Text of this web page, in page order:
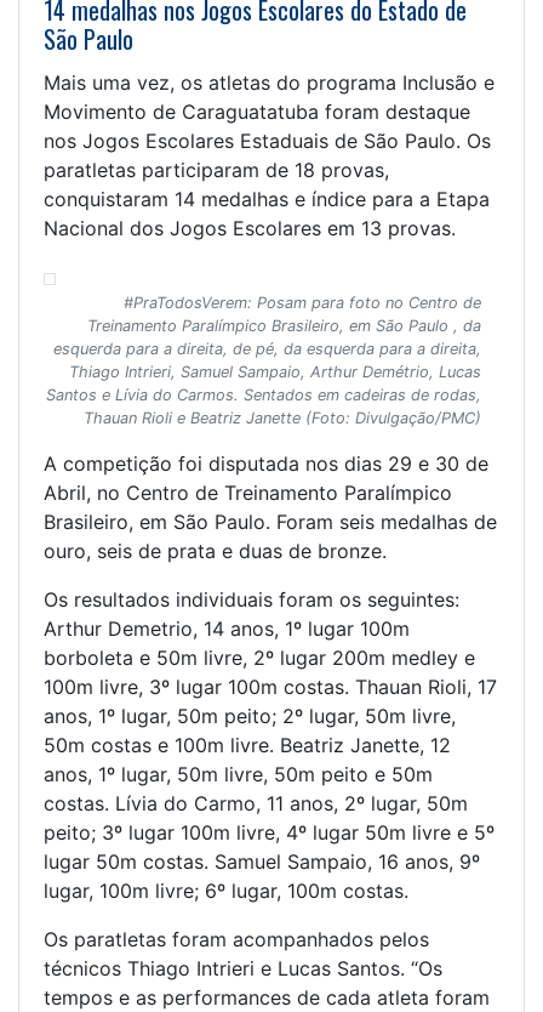
14 medalhas nos Jogos Escolares do Estado de
São Paulo
Mais uma vez, os atletas do programa Inclusão e
Movimento de Caraguatatuba foram destaque
nos Jogos Escolares Estaduais de São Paulo. Os
paratletas participaram de 18 provas,
conquistaram 14 medalhas e índice para a Etapa
Nacional dos Jogos Escolares em 13 provas.
#PraTodosVerem: Posam para foto no Centro de
Treinamento Paralímpico Brasileiro, em São Paulo , da
esquerda para a direita, de pé, da esquerda para a direita,
Thiago Intrieri, Samuel Sampaio, Arthur Demétrio, Lucas
Santos e Lívia do Carmos. Sentados em cadeiras de rodas,
Thauan Rioli e Beatriz Janette (Foto: Divulgação/PMC)
A competição foi disputada nos dias 29 e 30 de
Abril, no Centro de Treinamento Paralímpico
Brasileiro, em São Paulo. Foram seis medalhas de
ouro, seis de prata e duas de bronze.
Os resultados individuais foram os seguintes:
Arthur Demetrio, 14 anos, 1º lugar 100m
borboleta e 50m livre, 2º lugar 200m medley e
100m livre, 3º lugar 100m costas. Thauan Rioli, 17
anos, 1º lugar, 50m peito; 2º lugar, 50m livre,
50m costas e 100m livre. Beatriz Janette, 12
anos, 1º lugar, 50m livre, 50m peito e 50m
costas. Lívia do Carmo, 11 anos, 2º lugar, 50m
peito; 3º lugar 100m livre, 4º lugar 50m livre e 5º
lugar 50m costas. Samuel Sampaio, 16 anos, 9º
lugar, 100m livre; 6º lugar, 100m costas.
Os paratletas foram acompanhados pelos
técnicos Thiago Intrieri e Lucas Santos. “Os
tempos e as performances de cada atleta foram